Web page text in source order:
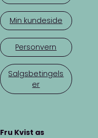
Min kundeside
Personvern
Salgsbetingels
er
Fru Kvist as